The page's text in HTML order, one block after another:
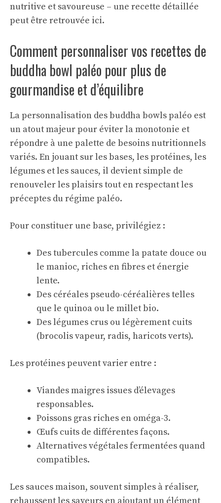
nutritive et savoureuse – une recette détaillée
peut être retrouvée ici.
Comment personnaliser vos recettes de
buddha bowl paléo pour plus de
gourmandise et d’équilibre
La personnalisation des buddha bowls paléo est
un atout majeur pour éviter la monotonie et
répondre à une palette de besoins nutritionnels
variés. En jouant sur les bases, les protéines, les
légumes et les sauces, il devient simple de
renouveler les plaisirs tout en respectant les
préceptes du régime paléo.
Pour constituer une base, privilégiez :
Des tubercules comme la patate douce ou
le manioc, riches en fibres et énergie
lente.
Des céréales pseudo-céréalières telles
que le quinoa ou le millet bio.
Des légumes crus ou légèrement cuits
(brocolis vapeur, radis, haricots verts).
Les protéines peuvent varier entre :
Viandes maigres issues d’élevages
responsables.
Poissons gras riches en oméga-3.
Œufs cuits de différentes façons.
Alternatives végétales fermentées quand
compatibles.
Les sauces maison, souvent simples à réaliser,